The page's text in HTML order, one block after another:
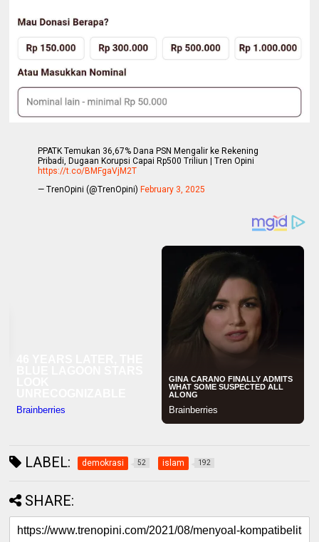
PPATK Temukan 36,67% Dana PSN Mengalir ke Rekening
Pribadi, Dugaan Korupsi Capai Rp500 Triliun | Tren Opini
https://t.co/BMFgaVjM2T
— TrenOpini (@TrenOpini) February 3, 2025
LABEL: demokrasi 52 islam 192
SHARE: